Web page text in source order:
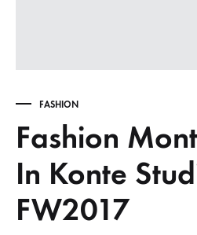
FASHION
Fashion
In Konte
FW2017